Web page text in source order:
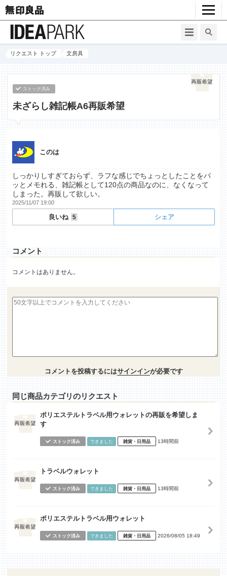
リクエスト トップ 文房具
ストック済み
未ざらし雑記帳A6再販希望
このは
しっかりしすぎておらず、ラフな感じでちょっとしたことをパ
ッとメモれる、雑記帳として120点の商品なのに、なくなって
しまった。再販して欲しい。
2025/11/07 19:00
良いね 5 シェア
コメント
コメントはありません。
コメントを投稿するにはサインインが必要です
同じ商品カテゴリのリクエスト
ポリエステルトラベル用ウォレットの再販を希望しま
す
ストック済み できました 雑貨・日用品 13時間前
トラベルウォレット
ストック済み できました 雑貨・日用品 13時間前
ポリエステルトラベル用ウォレット
ストック済み できました 雑貨・日用品 2026/08/05 18:49